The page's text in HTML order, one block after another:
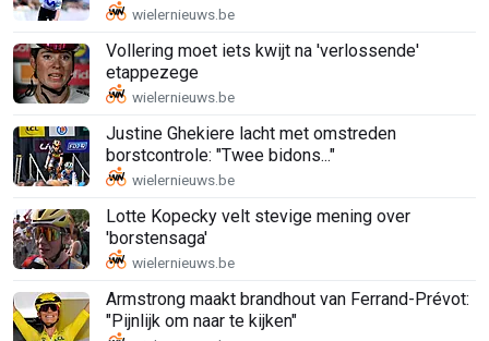
Vollering moet iets kwijt na 'verlossende'
etappezege
Justine Ghekiere lacht met omstreden
borstcontrole: "Twee bidons..."
Lotte Kopecky velt stevige mening over
'borstensaga'
Armstrong maakt brandhout van Ferrand-Prévot:
"Pijnlijk om naar te kijken"